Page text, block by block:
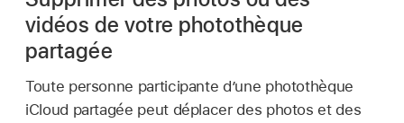
vidéos de votre photothèque
partagée
Toute personne participante d’une photothèque
iCloud partagée peut déplacer des photos et des